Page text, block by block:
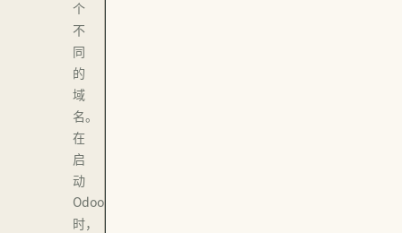
个
不
同
的
域
名。
在
启
动
Odoo
时，